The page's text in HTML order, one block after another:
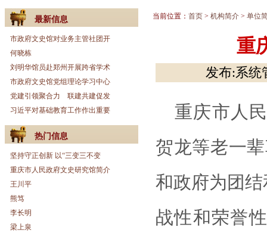
最新信息
市政府文史馆对业务主管社团开
何晓栋
刘明华馆员赴郑州开展跨省学术
市政府文史馆党组理论学习中心
党建引领聚合力 联建共建促发
习近平对基础教育工作作出重要
热门信息
坚持守正创新 以“三变三不变
重庆市人民政府文史研究馆简介
王川平
熊笃
李长明
梁上泉
当前位置： 首页 > 机构简介 > 单位
重
发布:系
重庆市人
贺龙等老一
和政府为团
战性和荣誉